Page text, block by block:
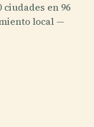
ciudades en 96
local —